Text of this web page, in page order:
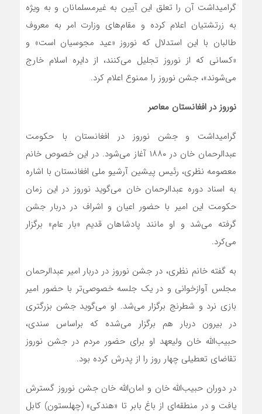
گرامیداشت آن را تعلق این آیین به غیرمسلمانان و به ‌ویژه
به زرتشتیان اعلام کرده و مقام‌های وزارت امر به معروف
طالبان با این استدلال که نوروز «عید مجوسیان است» و
«کسانی که از نوروز تجلیل می‌کنند، از دایره اسلام خارج
می‌شوند»، جشن نوروز را ممنوع اعلام کرد.
نوروز در افغانستان معاصر
گرامیداشت و جشن نوروز در افغانستان با حکومت
عبدالرحمان خان در ۱۸۸۰ آغاز می‌شود. در این خصوص خانم
معصومه نظری، رئیس پیشین آرشیو ملی افغانستان با اشاره
به اسناد دوره عبدالرحمان خان می‌گوید نوروز در این زمان
حکومت این امیر با حضور اعیان و اشراف در دربار جشن
گرفته می‌شد و او مانند پادشاهان قدیم «بار عام» برگزار
می‌کرد.
به گفته خانم نظری، در جشن نوروز در دربار امیر عبدالرحمان
مجلس آوازخوانی و در یک جلسه خصوصی‌تر با حضور امیر
بازی نرد و شطرنج برگزار می‌شد. او می‌گوید جشن بزرگتری
در بیرون دربار هم برگزار می‌شده که براساس سندی،
حبیب‌الله خان ولیعهد او برای حضور مردم در جشن نوروز
تقاضای تعطیلی چهار روز را از پدرش کرده بود.
در دوران حبیب‌الله خان و امان‌الله خان جشن نوروز گسترش
یافت و در منطقه‌ای از باغ بابر تا «هندکی» (چهلستون) کابل